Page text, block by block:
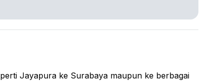
Jayapura ke Surabaya maupun ke berbagai